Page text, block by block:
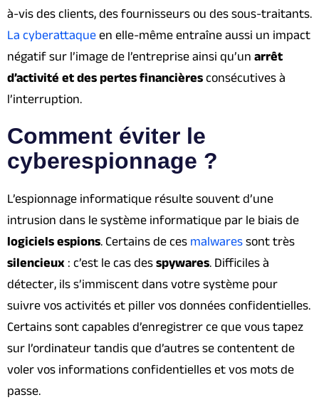
à-vis des clients, des fournisseurs ou des sous-traitants.
La cyberattaque en elle-même entraîne aussi un impact
négatif sur l’image de l’entreprise ainsi qu’un arrêt
d’activité et des pertes financières consécutives à
l’interruption.
Comment éviter le
cyberespionnage ?
L’espionnage informatique résulte souvent d’une
intrusion dans le système informatique par le biais de
logiciels espions. Certains de ces malwares sont très
silencieux : c’est le cas des spywares. Difficiles à
détecter, ils s’immiscent dans votre système pour
suivre vos activités et piller vos données confidentielles.
Certains sont capables d’enregistrer ce que vous tapez
sur l’ordinateur tandis que d’autres se contentent de
voler vos informations confidentielles et vos mots de
passe.